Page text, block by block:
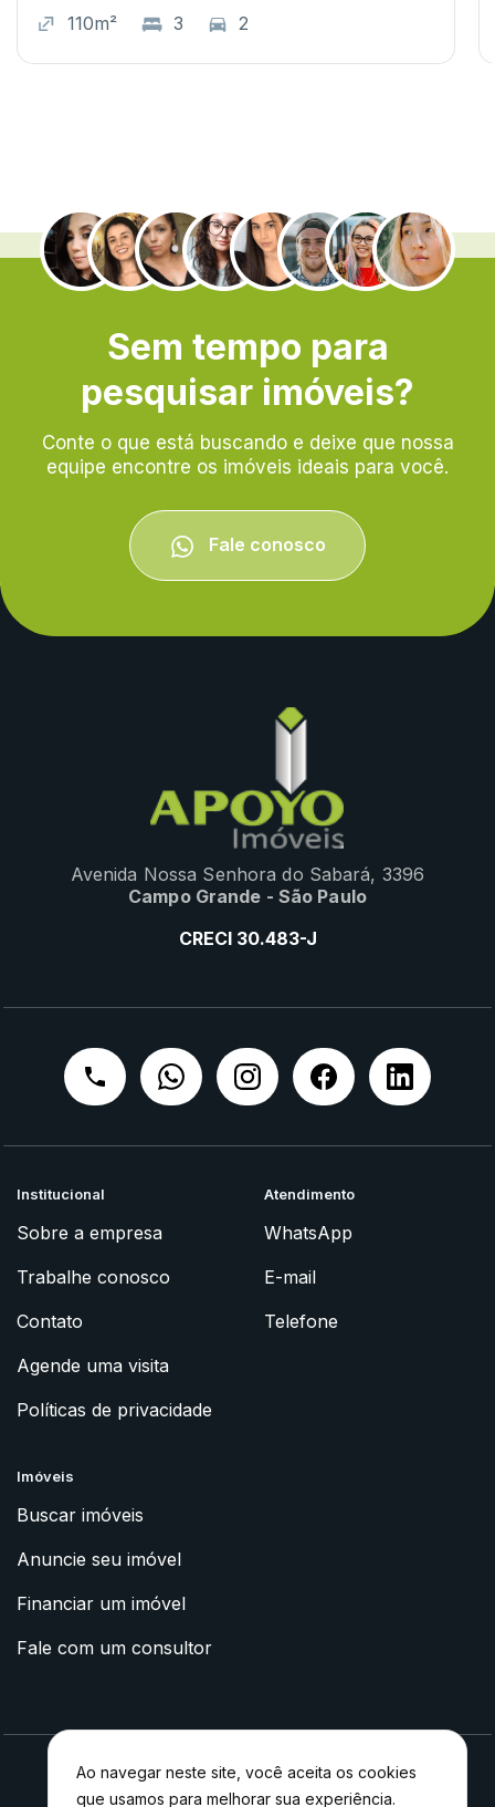
110m²
3 2
.
Sem tempo para
pesquisar imóveis?
Conte o que está buscando e deixe que nossa
equipe encontre os imóveis ideais para você.
Fale conosco
Avenida Nossa Senhora do Sabará, 3396
Campo Grande - São Paulo
CRECI 30.483-J
Institucional
Sobre a empresa
Trabalhe conosco
Contato
Agende uma visita
Políticas de privacidade
Atendimento
WhatsApp
E-mail
Telefone
Imóveis
Buscar imóveis
Anuncie seu imóvel
Financiar um imóvel
Fale com um consultor
Ao navegar neste site, você aceita os cookies
que usamos para melhorar sua experiência.